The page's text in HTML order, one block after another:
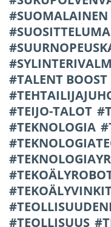
SUOMALAINEN
TALENT BOOST
TEIJO-TALOT
TEKNOLOGIA
TEOLLISUUS